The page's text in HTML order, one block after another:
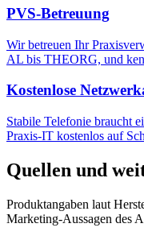
PVS-Betreuung
Wir betreuen Ihr
AL bis THEORG, und
Kostenlose
Stabile Telefonie braucht
Praxis-IT kostenlos auf
Quellen und
Produktangaben laut
Marketing-Aussagen des